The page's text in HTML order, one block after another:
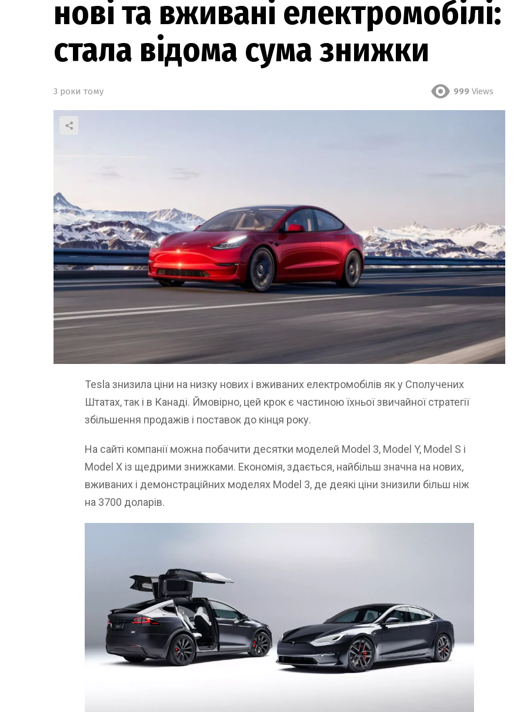
нові та вживані електромобілі:
стала відома сума знижки
3 роки тому 999 Views
Tesla знизила ціни на низку нових і вживаних електромобілів як у Сполучених
Штатах, так і в Канаді. Ймовірно, цей крок є частиною їхньої звичайної стратегії
збільшення продажів і поставок до кінця року.
На сайті компанії можна побачити десятки моделей Model 3, Model Y, Model S і
Model X із щедрими знижками. Економія, здається, найбільш значна на нових,
вживаних і демонстраційних моделях Model 3, де деякі ціни знизили більш ніж
на 3700 доларів.